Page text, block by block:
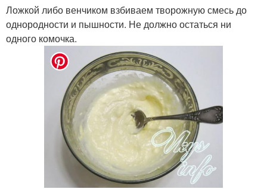
Ложкой либо венчиком взбиваем творожную смесь до
однородности и пышности. Не должно остаться ни
одного комочка.